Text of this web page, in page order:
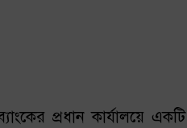
প্রধান কার্যালয়ে